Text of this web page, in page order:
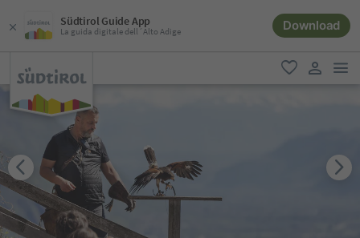
Südtirol Guide App
La guida digitale dell´Alto Adige Download
favoriti
user link